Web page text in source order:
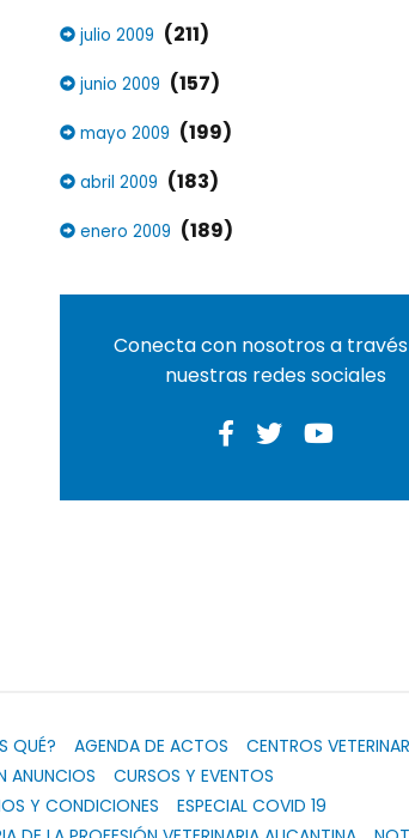
julio 2009 (211)
junio 2009 (157)
mayo 2009 (199)
abril 2009 (183)
enero 2009 (189)
Conecta con nosotros a
nuestras redes sociales
QUÉ? AGENDA DE ACTOS
CENTROS
ANUNCIOS
CURSOS Y EVENTOS
Y CONDICIONES
ESPECIAL COVID 19